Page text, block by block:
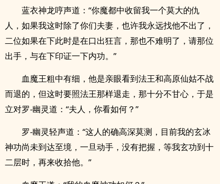
蓝衣神龙哼声道：“你魔都中收留我一个莫大的仇
人，如果我这时除了你们夫妻，也许我永远找他不出了，
二位如果在下此时是在口出狂言，那也不难明了，请那位
出手，与在下印证一下内功。”
血魔王粗中有细，他是亲眼看到法王和高原仙姑不战
而退的，但这时要照法王那样退走，那十分不甘心，于是
立对罗-幽灵道：“夫人，你看如何？”
罗-幽灵轻声道：“这人的确高深莫测，目前我的玄冰
神功尚未到达至境，一旦动手，没有把握，等我玄功到十
二层时，再来收拾他。”